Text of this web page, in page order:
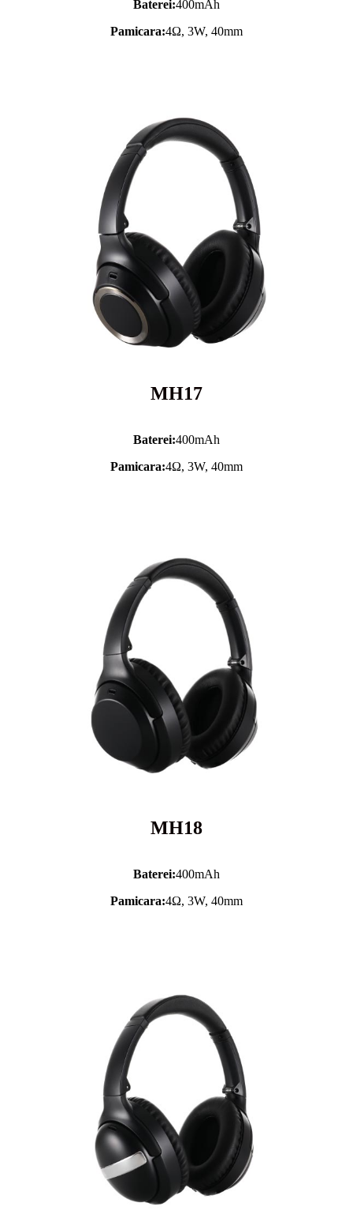
Baterei:400mAh
Pamicara:4Ω, 3W, 40mm
MH17
Baterei:400mAh
Pamicara:4Ω, 3W, 40mm
MH18
Baterei:400mAh
Pamicara:4Ω, 3W, 40mm